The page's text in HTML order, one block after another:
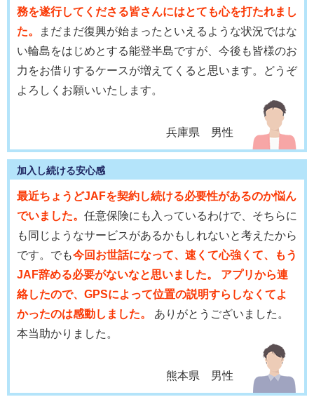
務を遂行してくださる皆さんにはとても心を打たれまし
た。
まだまだ復興が始まったといえるような状況ではな
い輪島をはじめとする能登半島ですが、今後も皆様のお
力をお借りするケースが増えてくると思います。どうぞ
よろしくお願いいたします。
兵庫県 男性
加入し続ける安心感
最近ちょうどJAFを契約し続ける必要性があるのか悩ん
でいました。 任意保険にも入っているわけで、そちらに
も同じようなサービスがあるかもしれないと考えたから
です。でも今回お世話になって、速くて心強くて、もう
JAF辞める必要がないなと思いました。 アプリから連
絡したので、GPSによって位置の説明すらしなくてよ
かったのは感動しました。 ありがとうございました。
本当助かりました。
熊本県 男性